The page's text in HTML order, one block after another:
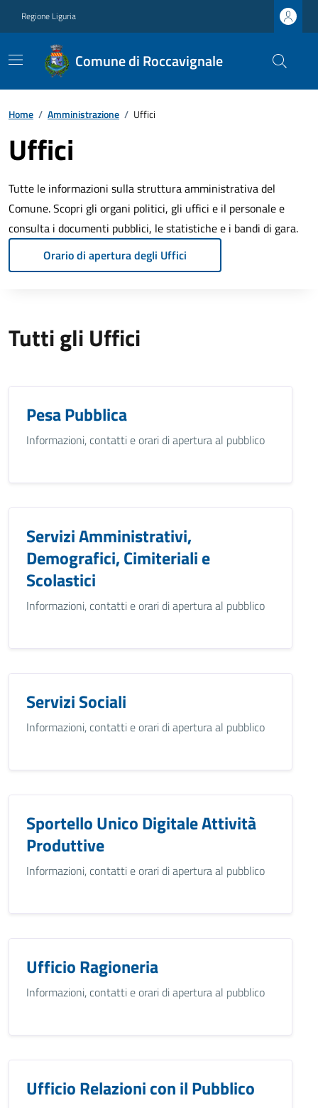
Regione Liguria
Comune di Roccavignale
Home / Amministrazione / Uffici
Uffici
Tutte le informazioni sulla struttura amministrativa del
Comune. Scopri gli organi politici, gli uffici e il personale e
consulta i documenti pubblici, le statistiche e i bandi di gara.
Orario di apertura degli Uffici
Tutti gli Uffici
Pesa Pubblica
Informazioni, contatti e orari di apertura al pubblico
Servizi Amministrativi,
Demografici, Cimiteriali e
Scolastici
Informazioni, contatti e orari di apertura al pubblico
Servizi Sociali
Informazioni, contatti e orari di apertura al pubblico
Sportello Unico Digitale Attività
Produttive
Informazioni, contatti e orari di apertura al pubblico
Ufficio Ragioneria
Informazioni, contatti e orari di apertura al pubblico
Ufficio Relazioni con il Pubblico